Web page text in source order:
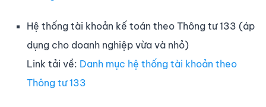
Hệ thống tài khoản kế toán theo Thông tư 133 (áp
dụng cho doanh nghiệp vừa và nhỏ)
Link tải về: Danh mục hệ thống tài khoản theo
Thông tư 133